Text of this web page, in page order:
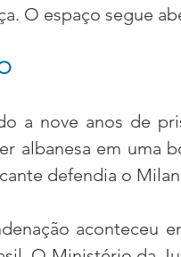
O espaço segue
a nove anos de
albanesa em uma
defendia o
aconteceu